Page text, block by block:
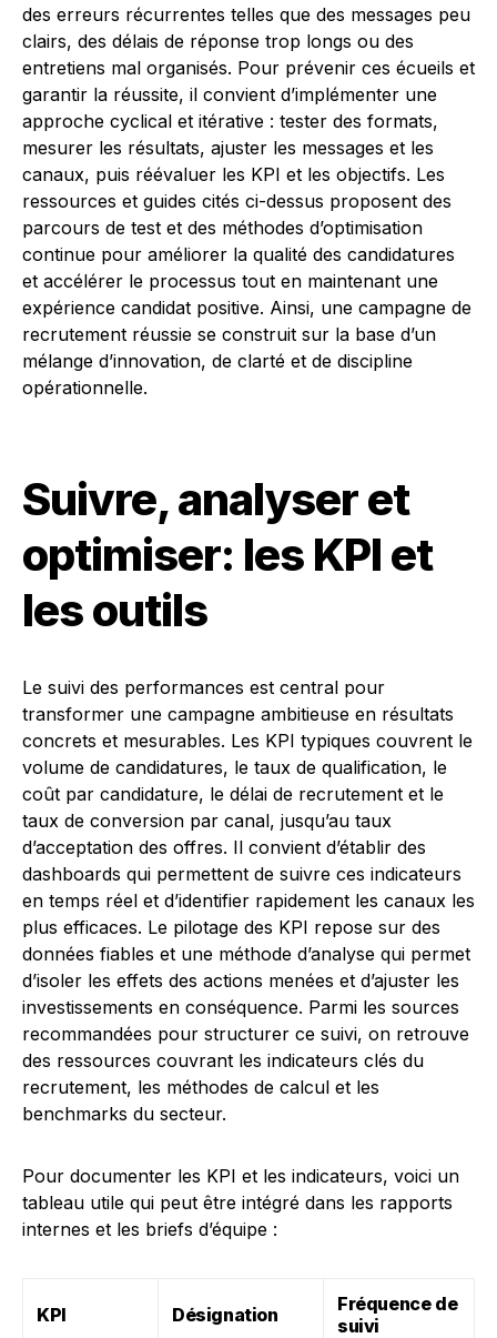
des erreurs récurrentes telles que des messages peu
clairs, des délais de réponse trop longs ou des
entretiens mal organisés. Pour prévenir ces écueils et
garantir la réussite, il convient d’implémenter une
approche cyclical et itérative : tester des formats,
mesurer les résultats, ajuster les messages et les
canaux, puis réévaluer les KPI et les objectifs. Les
ressources et guides cités ci-dessus proposent des
parcours de test et des méthodes d’optimisation
continue pour améliorer la qualité des candidatures
et accélérer le processus tout en maintenant une
expérience candidat positive. Ainsi, une campagne de
recrutement réussie se construit sur la base d’un
mélange d’innovation, de clarté et de discipline
opérationnelle.
Suivre, analyser et
optimiser: les KPI et
les outils
Le suivi des performances est central pour
transformer une campagne ambitieuse en résultats
concrets et mesurables. Les KPI typiques couvrent le
volume de candidatures, le taux de qualification, le
coût par candidature, le délai de recrutement et le
taux de conversion par canal, jusqu’au taux
d’acceptation des offres. Il convient d’établir des
dashboards qui permettent de suivre ces indicateurs
en temps réel et d’identifier rapidement les canaux les
plus efficaces. Le pilotage des KPI repose sur des
données fiables et une méthode d’analyse qui permet
d’isoler les effets des actions menées et d’ajuster les
investissements en conséquence. Parmi les sources
recommandées pour structurer ce suivi, on retrouve
des ressources couvrant les indicateurs clés du
recrutement, les méthodes de calcul et les
benchmarks du secteur.
Pour documenter les KPI et les indicateurs, voici un
tableau utile qui peut être intégré dans les rapports
internes et les briefs d’équipe :
KPI Désignation
Fréquence de
suivi